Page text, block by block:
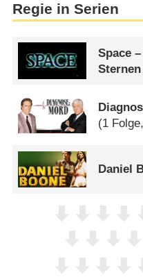
Regie in Serien
Space
Sternen
(1
Daniel